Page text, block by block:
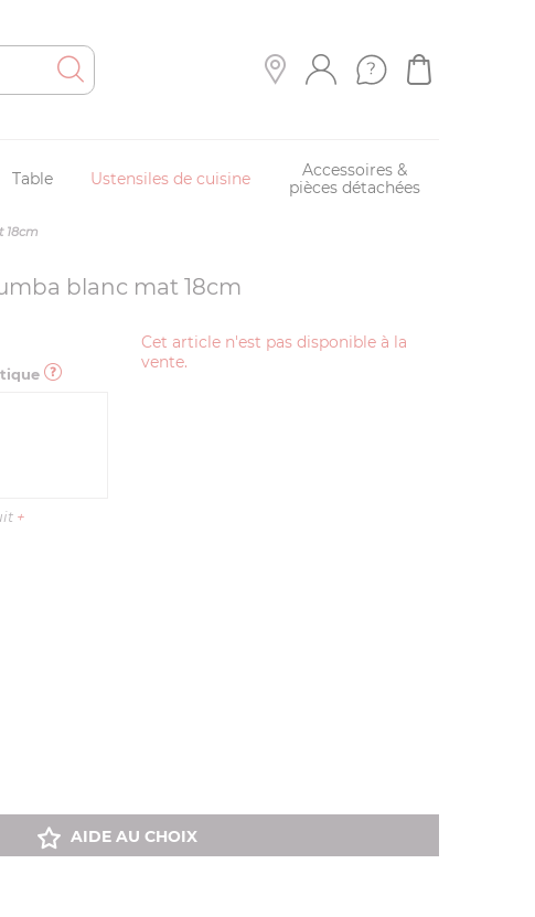
Table Ustensiles de cuisine
Accessoires &
pièces détachées
18cm
blanc mat 18cm
Cet article n'est pas disponible à la
vente.
+
AIDE AU CHOIX